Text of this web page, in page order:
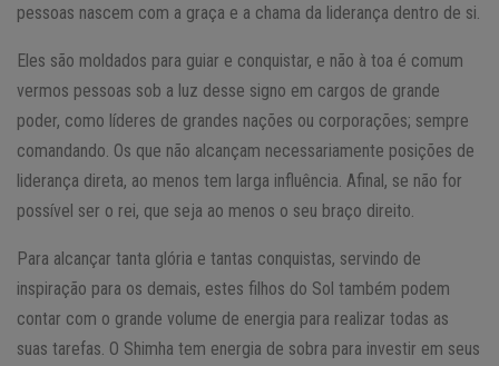
pessoas nascem com a graça e a chama da liderança dentro de si.
Eles são moldados para guiar e conquistar, e não à toa é comum
vermos pessoas sob a luz desse signo em cargos de grande
poder, como líderes de grandes nações ou corporações; sempre
comandando. Os que não alcançam necessariamente posições de
liderança direta, ao menos tem larga influência. Afinal, se não for
possível ser o rei, que seja ao menos o seu braço direito.
Para alcançar tanta glória e tantas conquistas, servindo de
inspiração para os demais, estes filhos do Sol também podem
contar com o grande volume de energia para realizar todas as
suas tarefas. O Shimha tem energia de sobra para investir em seus